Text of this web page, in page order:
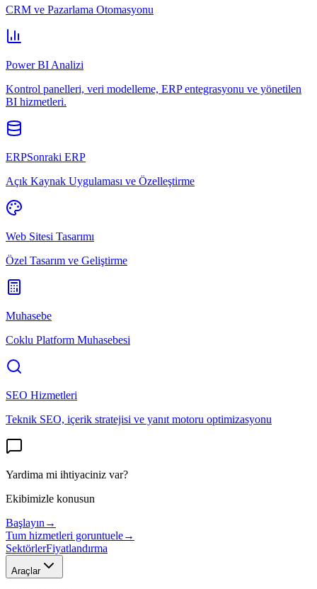
CRM ve Pazarlama Otomasyonu
Power BI Analizi
Kontrol panelleri, veri modelleme, ERP entegrasyonu ve yönetilen
BI hizmetleri.
ERPSonraki ERP
Açık Kaynak Uygulaması ve Özelleştirme
Web Sitesi Tasarımı
Özel Tasarım ve Geliştirme
Muhasebe
Coklu Platform Muhasebesi
SEO Hizmetleri
Teknik SEO, içerik stratejisi ve yanıt motoru optimizasyonu
Yardima mi ihtiyaciniz var?
Ekibimizle konusun
Başlayın →
Tum hizmetleri goruntuele→
SektörlerFiyatlandırma
Araçlar